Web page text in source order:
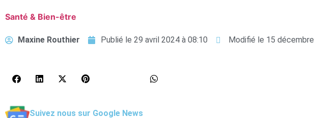
Santé & Bien-être
Maxine Routhier Publié le 29 avril 2024 à 08:10 Modifié le 15
Suivez nous sur Google News